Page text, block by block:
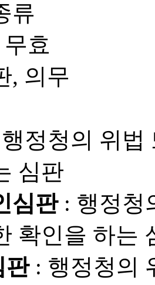
류
정청의 위법
심판
심판: 행정청
확인을 하는
판: 행정청의